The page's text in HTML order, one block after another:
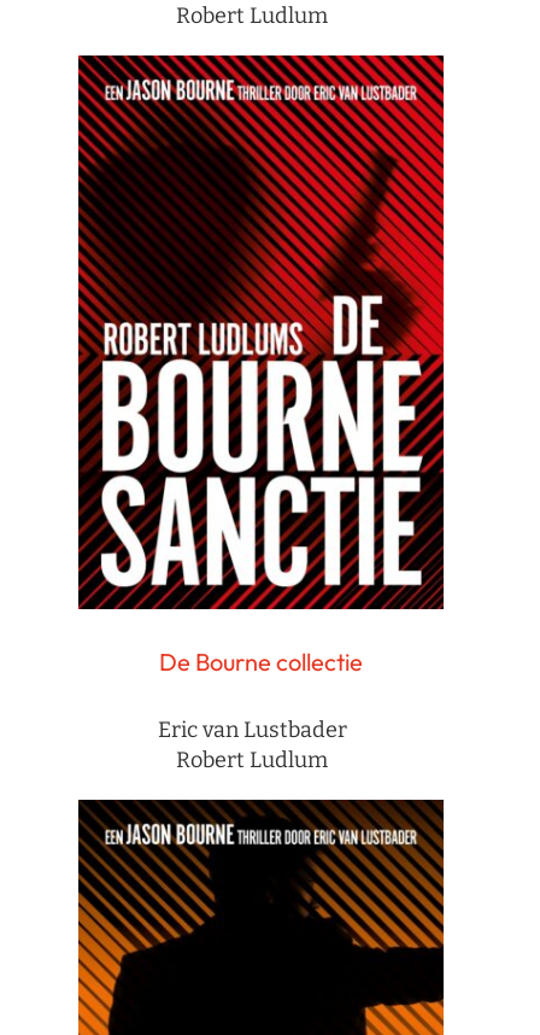
Robert Ludlum
De Bourne collectie
Eric van Lustbader
Robert Ludlum